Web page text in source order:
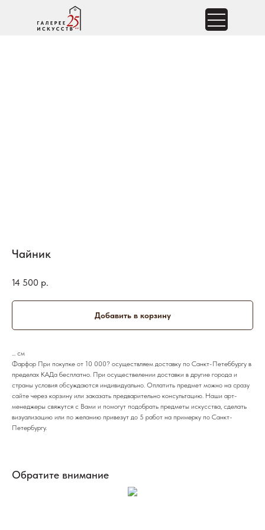
Чайник
14 500 р.
Добавить в корзину
... см
Фарфор При покупке от 10 000? осуществляем доставку по Санкт-Петеббургу в
пределах КАДа бесплатно. При осуществелении доставки в другие города и
страны условия обсуждаются индивидуально. Оплатить предмет можно на сразу
сайте через корзину или заказать предварительно консультацию. Наши арт-
менеджеры свяжутся с Вами и помогут подобрать предметы искусства, сделать
визуализацию или по желанию привезут до 5 работ на примерку по Санкт-
Петербургу.
Обратите внимание